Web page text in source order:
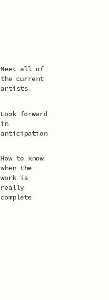
Meet all of
the current
artists
Look forward
in
anticipation
How to know
when the
work is
really
complete